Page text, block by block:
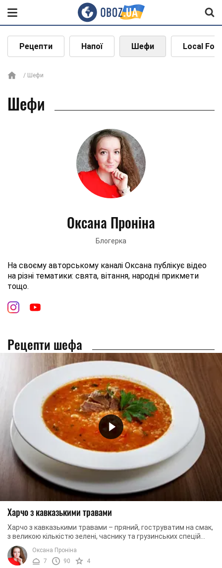
Рецепти Напої Шефи Local
Шефи
Шефи
Оксана Проніна
Блогерка
На своєму авторському каналі Оксана публікує відео
на різні тематики: свята, вітання, народні прикмети
тощо.
Рецепти шефа
Харчо з кавказькими травами
Харчо з кавказькими травами – пряний, гоструватим на смак,
з великою кількістю зелені, часнику та грузинських спецій
суп, смак якого, одного разу ...
Оксана Проніна
7
90 4